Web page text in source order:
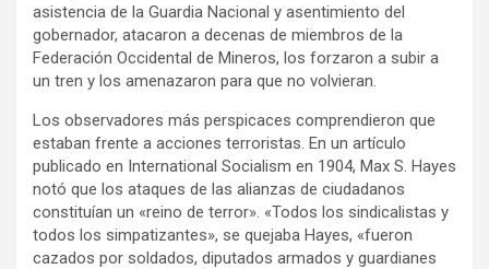
asistencia de la Guardia Nacional y asentimiento del
gobernador, atacaron a decenas de miembros de la
Federación Occidental de Mineros, los forzaron a subir a
un tren y los amenazaron para que no volvieran.
Los observadores más perspicaces comprendieron que
estaban frente a acciones terroristas. En un artículo
publicado en International Socialism en 1904, Max S. Hayes
notó que los ataques de las alianzas de ciudadanos
constituían un «reino de terror». «Todos los sindicalistas y
todos los simpatizantes», se quejaba Hayes, «fueron
cazados por soldados, diputados armados y guardianes